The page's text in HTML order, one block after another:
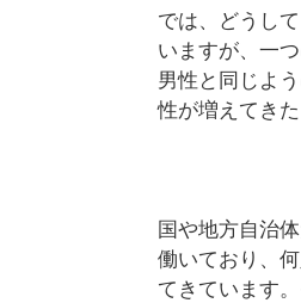
では、どうし
いますが、一
男性と同じよ
性が増えてき
国や地方自治
働いており、
てきています